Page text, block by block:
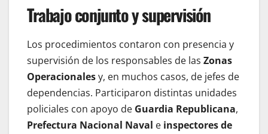
Trabajo conjunto y supervisión
Los procedimientos contaron con presencia y
supervisión de los responsables de las Zonas
Operacionalesy, en muchos casos, de jefes de
dependencias. Participaron distintas unidades
policiales con apoyo de Guardia Republicana,
Prefectura Nacional Naval e inspectores de